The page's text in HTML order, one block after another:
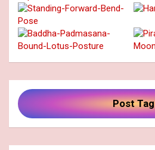
Post Tag